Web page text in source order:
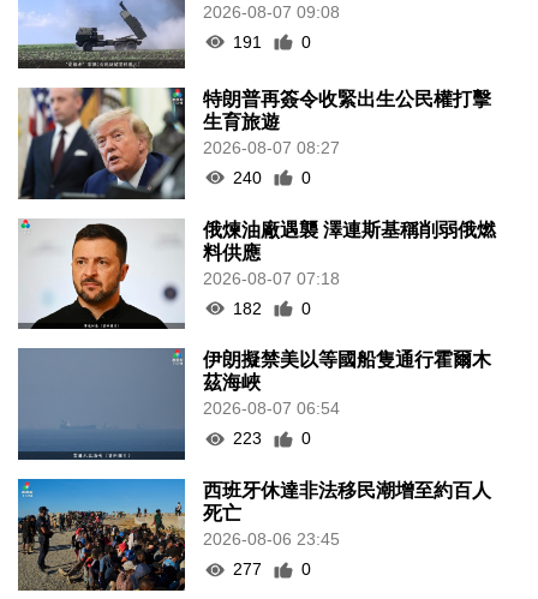
2026-08-07 09:08
191
0
特朗普再簽令收緊出生公民權打擊
生育旅遊
2026-08-07 08:27
240
0
俄煉油廠遇襲 澤連斯基稱削弱俄燃
料供應
2026-08-07 07:18
182
0
伊朗擬禁美以等國船隻通行霍爾木
茲海峽
2026-08-07 06:54
223
0
西班牙休達非法移民潮增至約百人
死亡
2026-08-06 23:45
277
0